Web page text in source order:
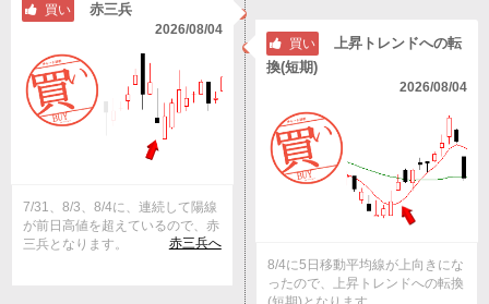
買い 赤三兵
2026/08/04
7/31、8/3、8/4に、連続して陽線
が前日高値を超えているので、赤
三兵となります。
赤三兵へ
買い
上昇トレンドへの転
換(短期)
2026/08/04
8/4に5日移動平均線が上向きにな
ったので、上昇トレンドへの転換